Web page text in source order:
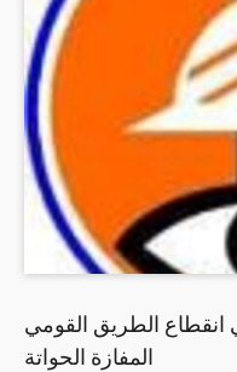
الطريق القومي
المفازة الحواتة